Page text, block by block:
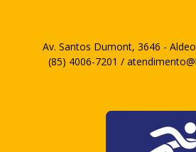
Av. Santos Dumont, 3646 -
(85) 4006-7201 /